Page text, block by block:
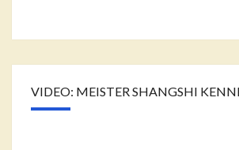
VIDEO: MEISTER SHANGSHI